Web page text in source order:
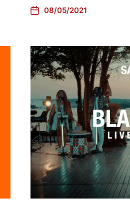
08/05/2021